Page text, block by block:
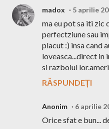
madox 5 aprilie
ma eu pot sa iti zic
perfectziune sau
placut :) insa cand
loveasca...direct in
si razboiul
RĂSPUNDEȚI
Anonim 6 aprilie
Orice sfat e bun...